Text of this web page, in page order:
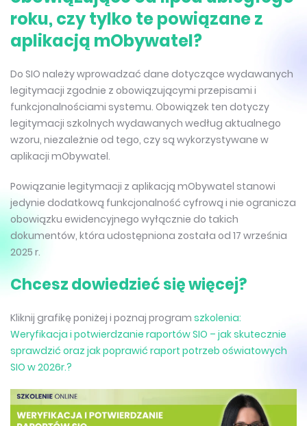
roku, czy tylko te powiązane z
aplikacją mObywatel?
Do SIO należy wprowadzać dane dotyczące wydawanych
legitymacji zgodnie z obowiązującymi przepisami i
funkcjonalnościami systemu. Obowiązek ten dotyczy
legitymacji szkolnych wydawanych według aktualnego
wzoru, niezależnie od tego, czy są wykorzystywane w
aplikacji mObywatel.
Powiązanie legitymacji z aplikacją mObywatel stanowi
jedynie dodatkową funkcjonalność cyfrową i nie ogranicza
obowiązku ewidencyjnego wyłącznie do takich
dokumentów, która udostępniona została od 17 września
2025 r.
Chcesz dowiedzieć się więcej?
Kliknij grafikę poniżej i poznaj program szkolenia:
Weryfikacja i potwierdzanie raportów SIO – jak skutecznie
sprawdzić oraz jak poprawić raport potrzeb oświatowych
SIO w 2026r.?